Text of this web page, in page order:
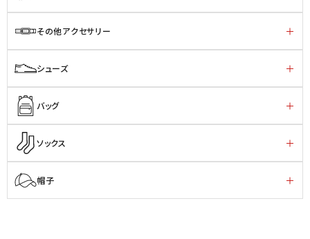
その他アクセサリー
シューズ
バッグ
ソックス
帽子